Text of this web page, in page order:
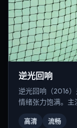
逆光回响
逆光回响（2016
情绪张力饱满。主
高清 流畅